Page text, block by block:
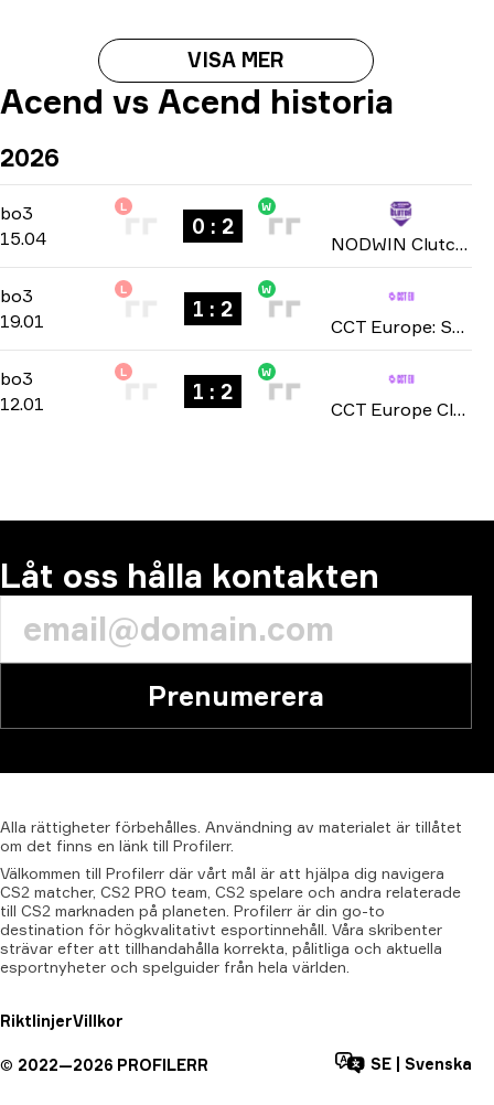
VISA MER
Acend vs Acend historia
2026
bo3 Group Stage
bo3
15.04
L
0 : 2
W
NODWIN Clutch Series: Season 7 2026
bo3 -bo3
19.01
L
1 : 2
W
CCT Europe: Series #14 Play-In season 3 2026
bo3 -bo3
12.01
L
1 : 2
W
CCT Europe Closed Qualifier: Series #13 season 3 2026
Låt oss hålla kontakten
Prenumerera
Alla rättigheter förbehålles. Användning av materialet är tillåtet
om det finns en länk till Profilerr.
Välkommen till Profilerr där vårt mål är att hjälpa dig navigera
CS2 matcher, CS2 PRO team, CS2 spelare och andra relaterade
till CS2 marknaden på planeten. Profilerr är din go-to
destination för högkvalitativt esportinnehåll. Våra skribenter
strävar efter att tillhandahålla korrekta, pålitliga och aktuella
esportnyheter och spelguider från hela världen.
RiktlinjerVillkor
© 2022—2026 PROFILERR SE Svenska